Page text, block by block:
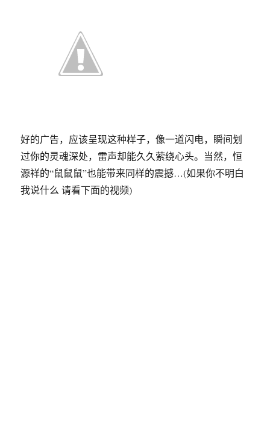
好的广告，应该呈现这种样子，像一道闪电，瞬间划
过你的灵魂深处，雷声却能久久萦绕心头。当然，恒
源祥的“鼠鼠鼠”也能带来同样的震撼…(如果你不明白
我说什么 请看下面的视频)